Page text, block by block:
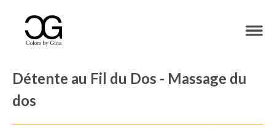
Détente au Fil du Dos - Massage du
dos